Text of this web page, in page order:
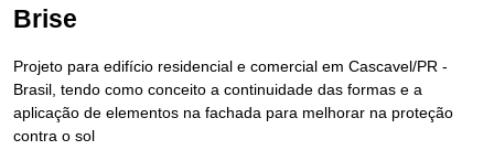
Brise
Projeto para edifício residencial e comercial em Cascavel/PR -
Brasil, tendo como conceito a continuidade das formas e a
aplicação de elementos na fachada para melhorar na proteção
contra o sol